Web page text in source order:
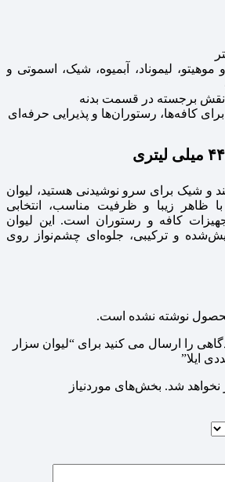
لیموناد، آبمیوه، شیک، اسموتی و
برجسته در قسمت بدنه
کافه‌ها، رستوران‌ها و پذیرایی حرفه‌ای
و شیک برای سرو نوشیدنی هستید، لیوان
با ظاهر زیبا و ظرفیت مناسب، انتخابی
کافه و رستوران است. این لیوان
و ترکیبی، جلوه‌ای چشم‌نواز روی
نوشته نشده است.
را ارسال می کنید برای “لیوان سزار
نخواهد شد. بخش‌های موردنیاز